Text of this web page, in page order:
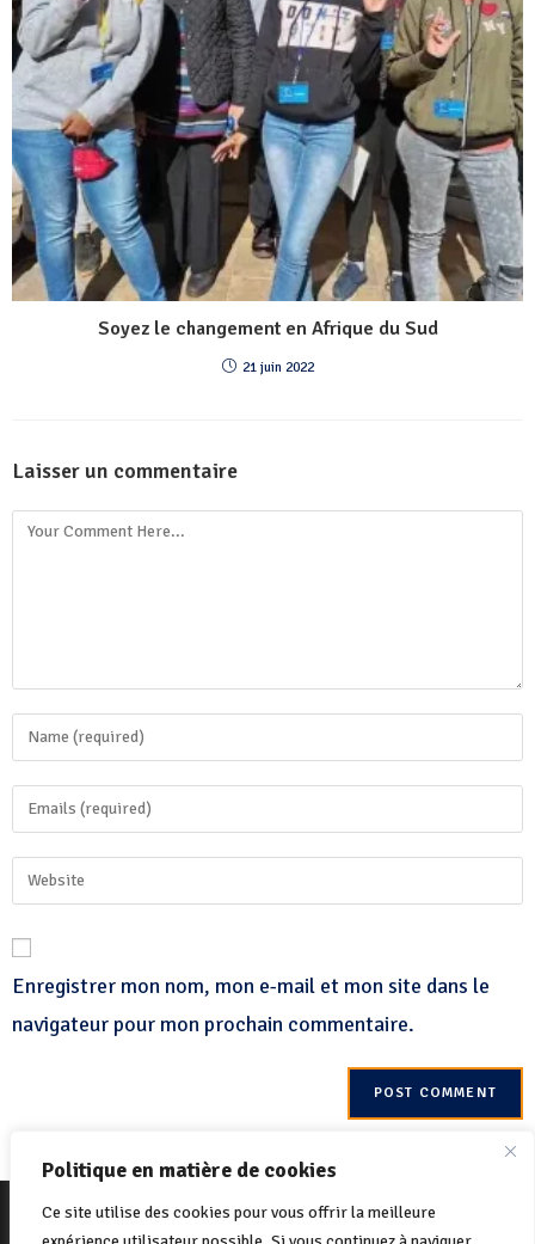
Politique en matière de cookies
Ce site utilise des cookies pour vous offrir la meilleure
Soyez le changement en Afrique du Sud
21 juin 2022
Laisser un commentaire
Enregistrer mon nom, mon e-mail et mon site dans le
navigateur pour mon prochain commentaire.
© 2022 Net-One.org Tous les droits sont réservés. Site de
Politique de cookies
Politique de confidentialité